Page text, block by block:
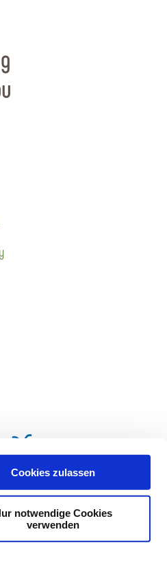
Cookies zulassen
notwendige Cookies
verwenden